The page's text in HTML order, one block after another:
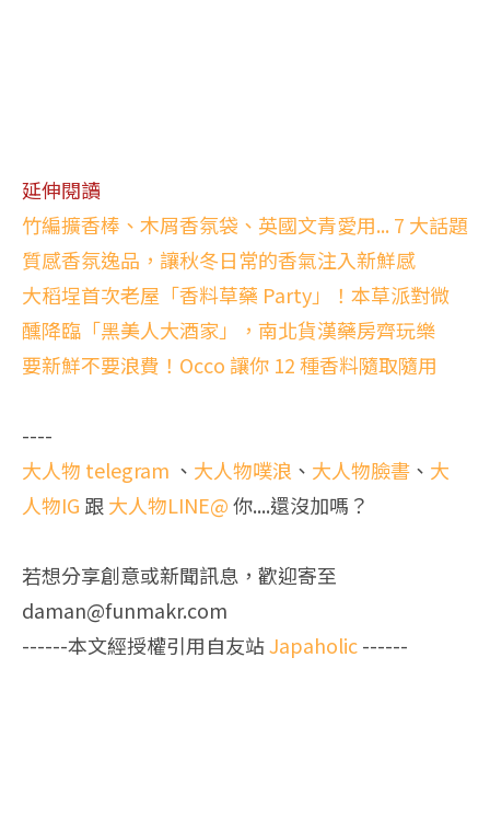
延伸閱讀
竹編擴香棒、木屑香氛袋、英國文青愛用... 7 大話題
質感香氛逸品，讓秋冬日常的香氣注入新鮮感
大稻埕首次老屋「香料草藥 Party」！本草派對微
醺降臨「黑美人大酒家」，南北貨漢藥房齊玩樂
要新鮮不要浪費！Occo 讓你 12 種香料隨取隨用
----
大人物 telegram 、 大人物噗浪 、 大人物臉書 、 大
人物IG 跟大人物LINE@你....還沒加嗎？
若想分享創意或新聞訊息，歡迎寄至
daman@funmakr.com
------本文經授權引用自友站Japaholic------